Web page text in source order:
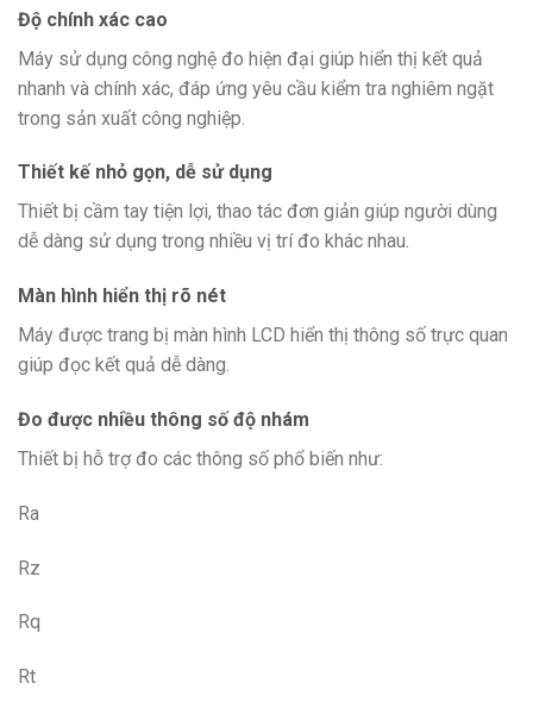
Độ chính xác cao
Máy sử dụng công nghệ đo hiện đại giúp hiển thị kết quả
nhanh và chính xác, đáp ứng yêu cầu kiểm tra nghiêm ngặt
trong sản xuất công nghiệp.
Thiết kế nhỏ gọn, dễ sử dụng
Thiết bị cầm tay tiện lợi, thao tác đơn giản giúp người dùng
dễ dàng sử dụng trong nhiều vị trí đo khác nhau.
Màn hình hiển thị rõ nét
Máy được trang bị màn hình LCD hiển thị thông số trực quan
giúp đọc kết quả dễ dàng.
Đo được nhiều thông số độ nhám
Thiết bị hỗ trợ đo các thông số phổ biến như:
Ra
Rz
Rq
Rt